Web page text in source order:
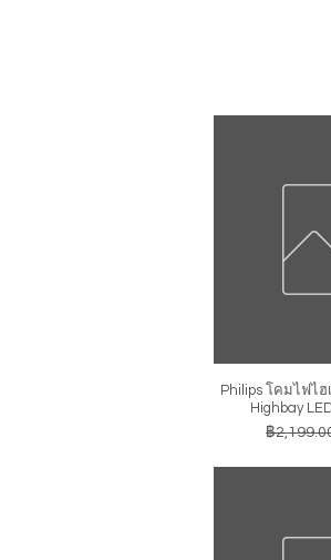
ดูข้อ
Philips โคมไฟไฮ
Highbay
ราคาปกติ
฿